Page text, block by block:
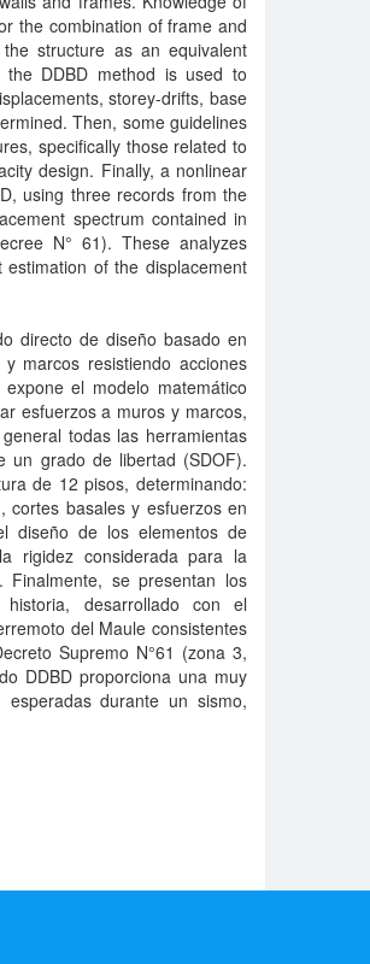
the combination of frame and
structure as an equivalent
the DDBD method is used to
storey-drifts, base
Then, some guidelines
specifically those related to
design. Finally, a nonlinear
using three records from the
spectrum contained in
N° 61). These analyzes
of the displacement
directo de diseño basado en
marcos resistiendo acciones
el modelo matemático
esfuerzos a muros y marcos,
todas las herramientas
un grado de libertad (SDOF).
de 12 pisos, determinando:
cortes basales y esfuerzos en
diseño de los elementos de
rigidez considerada para la
se presentan los
desarrollado con el
del Maule consistentes
Supremo N°61 (zona 3,
DDBD proporciona una muy
durante un sismo,